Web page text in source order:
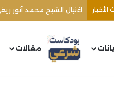
الأخبار اغتيال الشيخ محمد أنور
مقالات